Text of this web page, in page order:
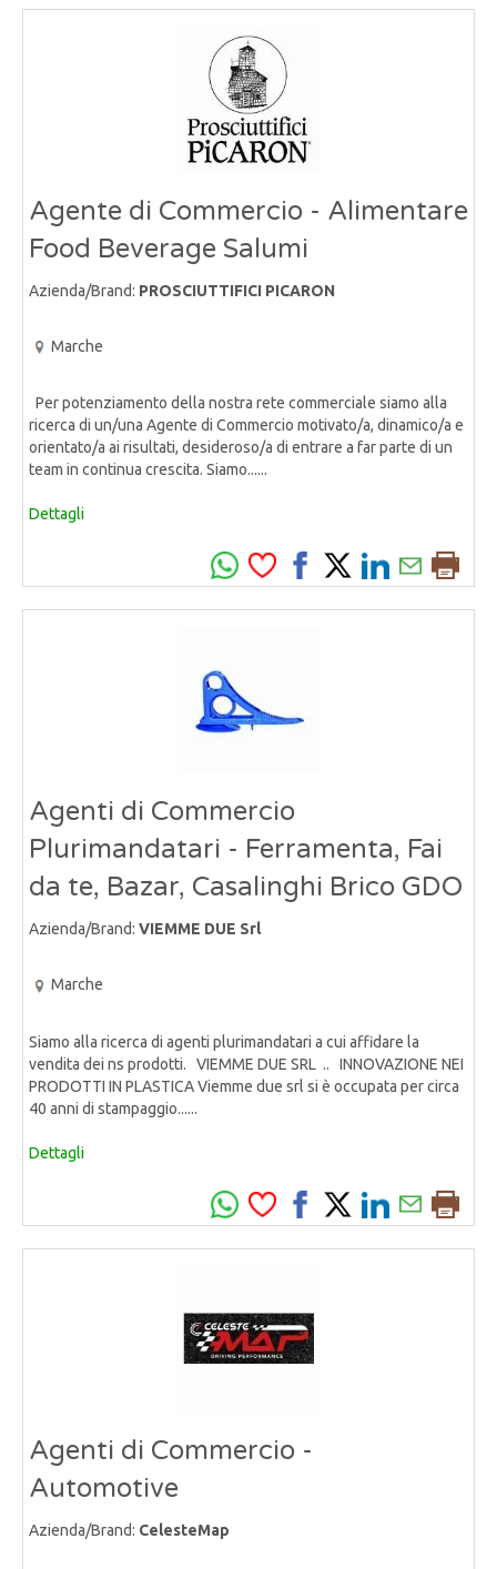
Agente di Commercio - Alimentare
Food Beverage Salumi
Azienda/Brand: PROSCIUTTIFICI PICARON
Marche
Per potenziamento della nostra rete commerciale siamo alla
ricerca di un/una Agente di Commercio motivato/a, dinamico/a e
orientato/a ai risultati, desideroso/a di entrare a far parte di un
team in continua crescita. Siamo......
Dettagli
Agenti di Commercio
Plurimandatari - Ferramenta, Fai
da te, Bazar, Casalinghi Brico GDO
Azienda/Brand: VIEMME DUE Srl
Marche
Siamo alla ricerca di agenti plurimandatari a cui affidare la
vendita dei ns prodotti. VIEMME DUE SRL .. INNOVAZIONE NEI
PRODOTTI IN PLASTICA Viemme due srl si è occupata per circa
40 anni di stampaggio......
Dettagli
Agenti di Commercio -
Automotive
Azienda/Brand: CelesteMap